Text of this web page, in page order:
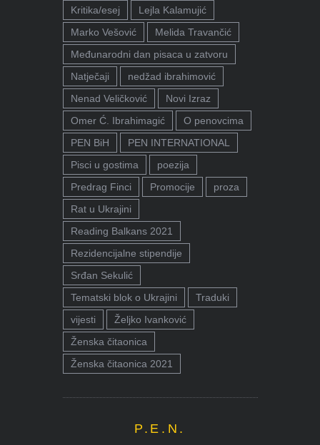
Kritika/esej
Lejla Kalamujić
Marko Vešović
Melida Travančić
Međunarodni dan pisaca u zatvoru
Natječaji
nedžad ibrahimović
Nenad Veličković
Novi Izraz
Omer Ć. Ibrahimagić
O penovcima
PEN BiH
PEN INTERNATIONAL
Pisci u gostima
poezija
Predrag Finci
Promocije
proza
Rat u Ukrajini
Reading Balkans 2021
Rezidencijalne stipendije
Srđan Sekulić
Tematski blok o Ukrajini
Traduki
vijesti
Željko Ivanković
Ženska čitaonica
Ženska čitaonica 2021
P.E.N.